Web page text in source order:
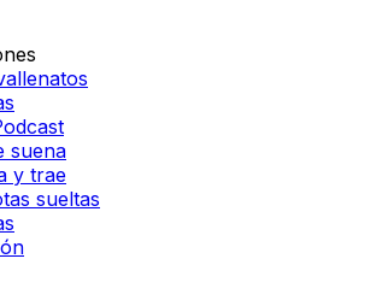
suena
y trae
sueltas